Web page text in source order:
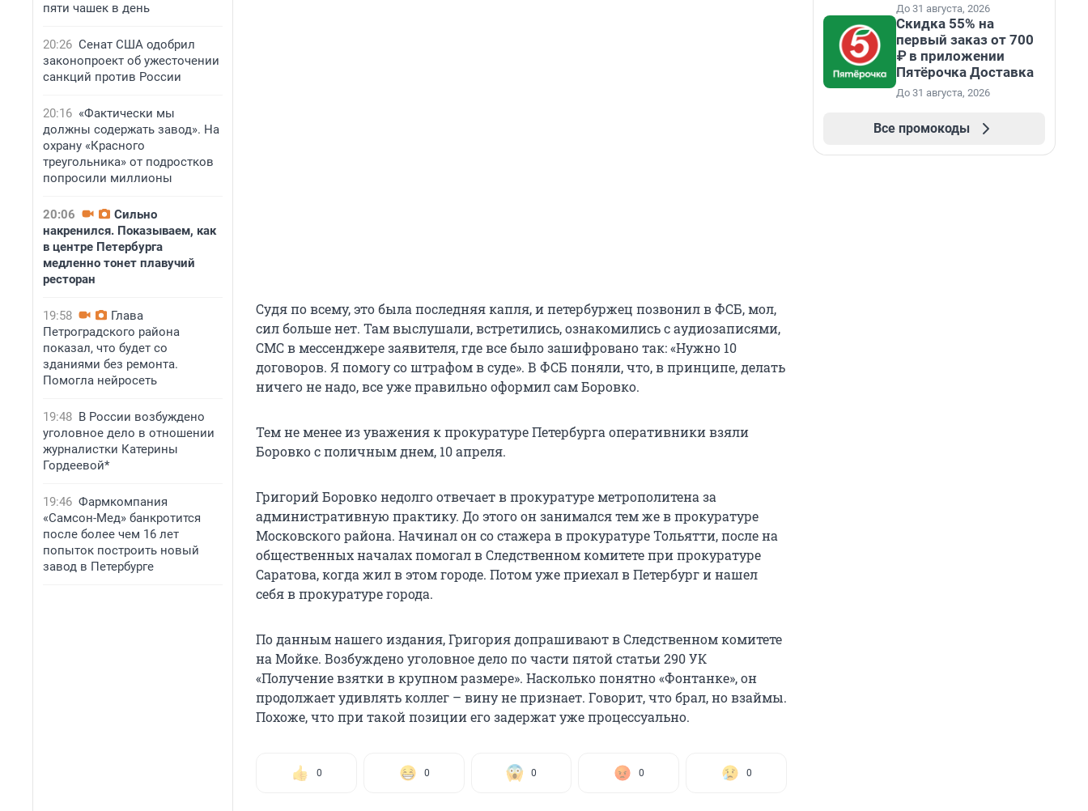
пяти чашек в день
20:26 Сенат США одобрил
законопроект об ужесточении
санкций против России
20:16 «Фактически мы
должны содержать завод». На
охрану «Красного
треугольника» от подростков
попросили миллионы
20:06
Сильно
накренился. Показываем, как
в центре Петербурга
медленно тонет плавучий
ресторан
19:58
Глава
Петроградского района
показал, что будет со
зданиями без ремонта.
Помогла нейросеть
19:48 В России возбуждено
уголовное дело в отношении
журналистки Катерины
Гордеевой*
19:46 Фармкомпания
«Самсон-Мед» банкротится
после более чем 16 лет
попыток построить новый
завод в Петербурге
Судя по всему, это была последняя капля, и петербуржец позвонил в ФСБ, мол,
сил больше нет. Там выслушали, встретились, ознакомились с аудиозаписями,
СМС в мессенджере заявителя, где все было зашифровано так: «Нужно 10
договоров. Я помогу со штрафом в суде». В ФСБ поняли, что, в принципе, делать
ничего не надо, все уже правильно оформил сам Боровко.
Тем не менее из уважения к прокуратуре Петербурга оперативники взяли
Боровко с поличным днем, 10 апреля.
Григорий Боровко недолго отвечает в прокуратуре метрополитена за
административную практику. До этого он занимался тем же в прокуратуре
Московского района. Начинал он со стажера в прокуратуре Тольятти, после на
общественных началах помогал в Следственном комитете при прокуратуре
Саратова, когда жил в этом городе. Потом уже приехал в Петербург и нашел
себя в прокуратуре города.
По данным нашего издания, Григория допрашивают в Следственном комитете
на Мойке. Возбуждено уголовное дело по части пятой статьи 290 УК
«Получение взятки в крупном размере». Насколько понятно «Фонтанке», он
продолжает удивлять коллег – вину не признает. Говорит, что брал, но взаймы.
Похоже, что при такой позиции его задержат уже процессуально.
0 0 0 0 0
До 31 августа, 2026
Скидка 55% на
первый заказ от 700
₽ в приложении
Пятёрочка Доставка
До 31 августа, 2026
Все промокоды